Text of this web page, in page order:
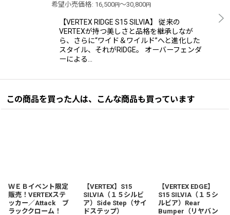
希望小売価格: 16,500円～30,800円
【VERTEX RIDGE S15 SILVIA】 従来の
VERTEXが持つ美しさと品格を継承しなが
ら、さらに“ワイド＆ワイルド”へと進化した
スタイル、それがRIDGE。 オーバーフェンダ
ーによる…
この商品を買った人は、こんな商品も買っています
ＷＥＢイベント限定
販売！VERTEXステ
ッカー／Attack ブ
ラッククローム！
【VERTEX】S15
SILVIA（１５シルビ
ア）Side Step（サイ
ドステップ）
【VERTEX EDGE】
S15 SILVIA（１５シ
ルビア）Rear
Bumper（リヤバン